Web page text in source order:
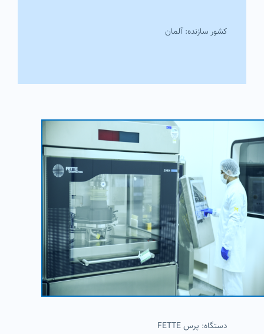
کشور سازنده: آلمان
دستگاه: پرس FETTE